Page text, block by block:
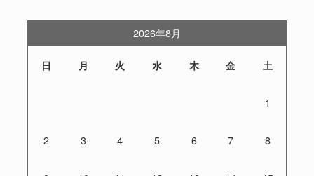
2026年8月
日 月 火 水 木 金 土
1
2 3 4 5 6 7 8